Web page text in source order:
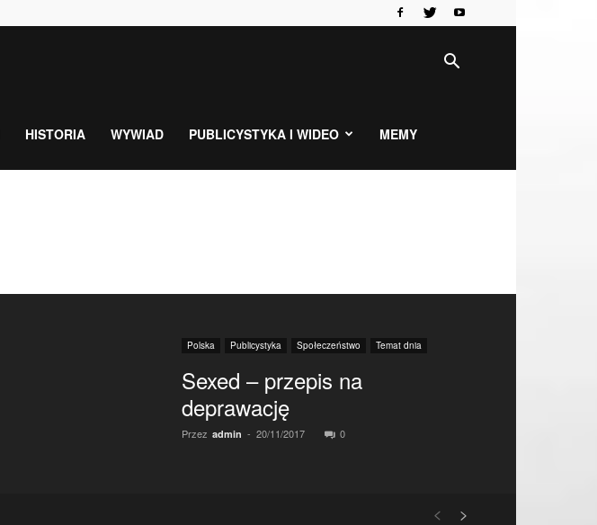
HISTORIA WYWIAD PUBLICYSTYKA I WIDEO MEMY
Polska Publicystyka Społeczeństwo Temat dnia
Sexed – przepis na
deprawację
Przez admin - 20/11/2017 0